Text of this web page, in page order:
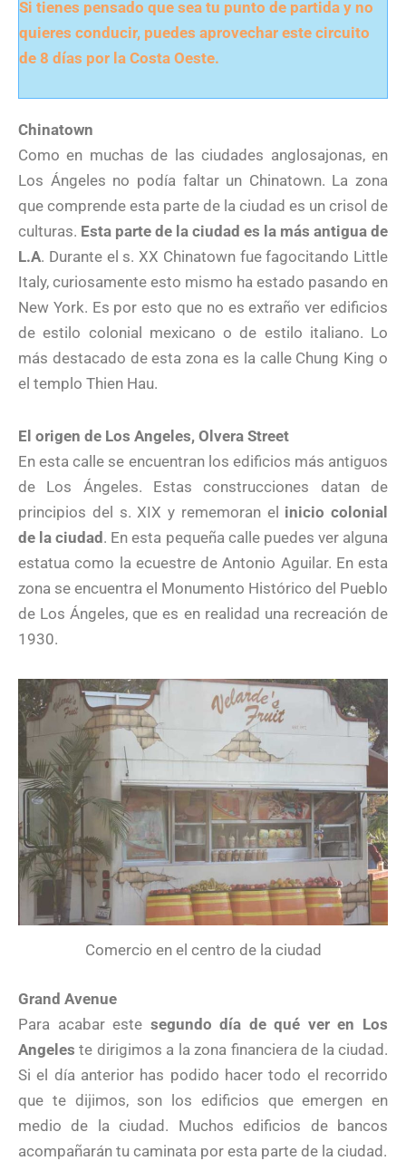
Si tienes pensado que sea tu punto de partida y no
quieres conducir, puedes aprovechar este circuito
de 8 días por la Costa Oeste.
Chinatown
Como en muchas de las ciudades anglosajonas, en
Los Ángeles no podía faltar un Chinatown. La zona
que comprende esta parte de la ciudad es un crisol de
culturas. Esta parte de la ciudad es la más antigua de
L.A. Durante el s. XX Chinatown fue fagocitando Little
Italy, curiosamente esto mismo ha estado pasando en
New York. Es por esto que no es extraño ver edificios
de estilo colonial mexicano o de estilo italiano. Lo
más destacado de esta zona es la calle Chung King o
el templo Thien Hau.
El origen de Los Angeles, Olvera Street
En esta calle se encuentran los edificios más antiguos
de Los Ángeles. Estas construcciones datan de
principios del s. XIX y rememoran el inicio colonial
de la ciudad. En esta pequeña calle puedes ver alguna
estatua como la ecuestre de Antonio Aguilar. En esta
zona se encuentra el Monumento Histórico del Pueblo
de Los Ángeles, que es en realidad una recreación de
1930.
Comercio en el centro de la ciudad
Grand Avenue
Para acabar este segundo día de qué ver en Los
Angeles te dirigimos a la zona financiera de la ciudad.
Si el día anterior has podido hacer todo el recorrido
que te dijimos, son los edificios que emergen en
medio de la ciudad. Muchos edificios de bancos
acompañarán tu caminata por esta parte de la ciudad.